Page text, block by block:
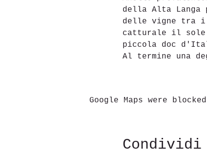
della Alta Langa
delle vigne tra i
catturale il sole
piccola doc
Al termine una
Google Maps were
Condividi